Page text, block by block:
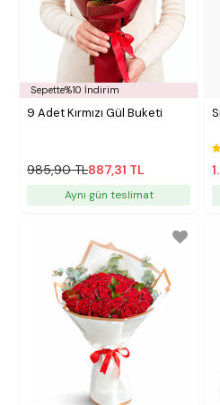
Sepette%10 İndirim
9 Adet Kırmızı Gül Buketi
985,90 TL887,31 TL
Aynı gün teslimat